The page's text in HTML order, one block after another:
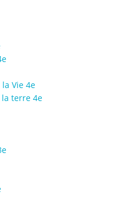
la Vie 4e
la terre 4e